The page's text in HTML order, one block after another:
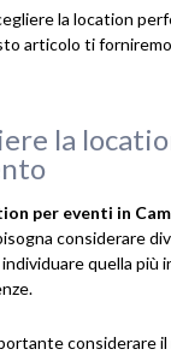
la location
articolo ti
la
per eventi in
considerare
quella più
considerare